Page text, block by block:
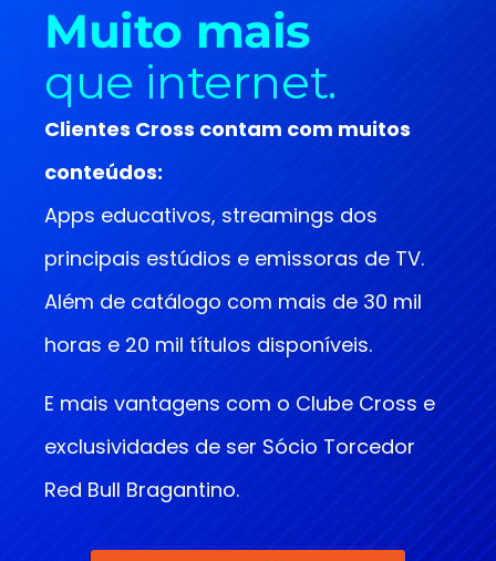
Muito mais
que internet.
Clientes Cross contam com muitos
conteúdos:
Apps educativos, streamings dos
principais estúdios e emissoras de TV.
Além de catálogo com mais de 30 mil
horas e 20 mil títulos disponíveis.
E mais vantagens com o Clube Cross e
exclusividades de ser Sócio Torcedor
Red Bull Bragantino.